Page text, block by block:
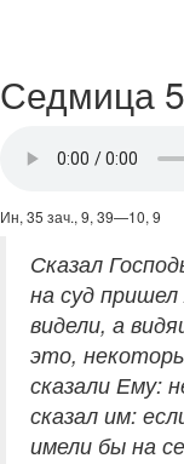
Седмица
Ин, 35 зач., 9, 39—10, 9
Сказал
на суд
видели, а
это,
сказали Ему:
сказал им:
имели бы на